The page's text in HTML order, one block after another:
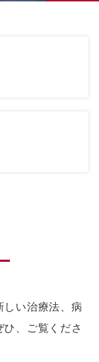
しい治療法、病
、ご覧くださ